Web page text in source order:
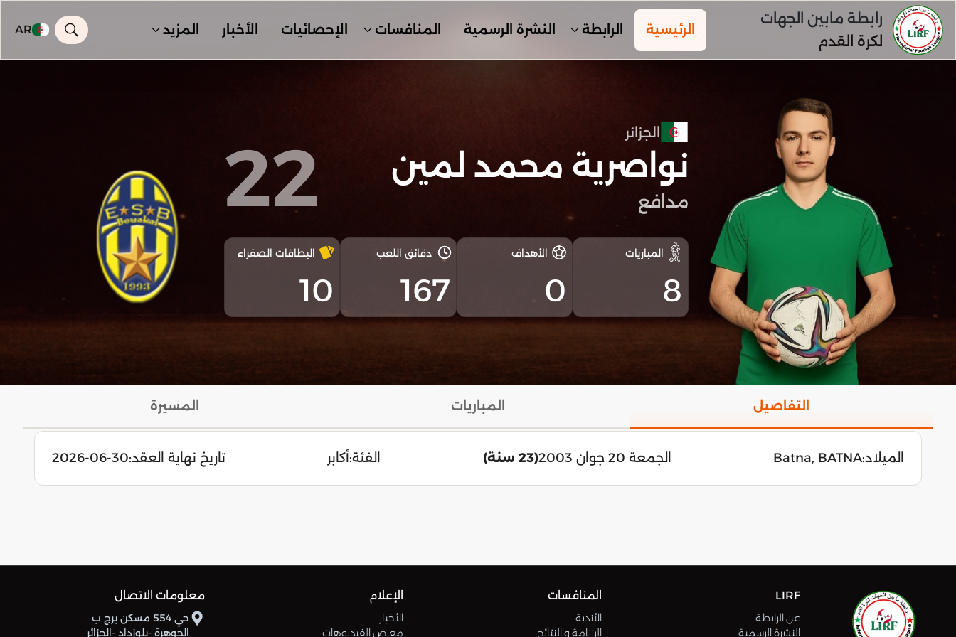
رابطة مابين الجهات
لكرة القدم
الرئيسية الرابطة النشرة الرسمية المنافسات الإحصائيات الأخبار المزيد AR
الجزائر
نواصرية محمد لمين
مدافع
المباريات
8
الأهداف
0
دقائق اللعب
167
البطاقات الصفراء
10
22
التفاصيل المباريات المسيرة
الميلاد:Batna, BATNA الجمعة 20 جوان 2003 (23 سنة) الفئة:أكابر تاريخ نهاية العقد:2026-06-30
LIRF
عن الرابطة
النشرة الرسمية
المنافسات
الأندية
الرزنامة و النتائج
الإعلام
الأخبار
معرض الفيديوهات
معلومات الاتصال
حي 554 مسكن برج ب
الجوهرة -بلوزداد -الجزائر